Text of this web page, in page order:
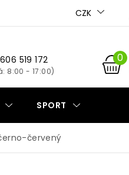
CZK
519 172
SPORT
červený